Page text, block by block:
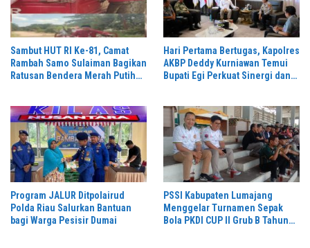
Sambut HUT RI Ke-81, Camat
Rambah Samo Sulaiman Bagikan
Ratusan Bendera Merah Putih
Hari Pertama Bertugas, Kapolres
AKBP Deddy Kurniawan Temui
Bupati Egi Perkuat Sinergi dan
Program JALUR Ditpolairud
Polda Riau Salurkan Bantuan
bagi Warga Pesisir Dumai
PSSI Kabupaten Lumajang
Menggelar Turnamen Sepak
Bola PKDI CUP II Grub B Tahun